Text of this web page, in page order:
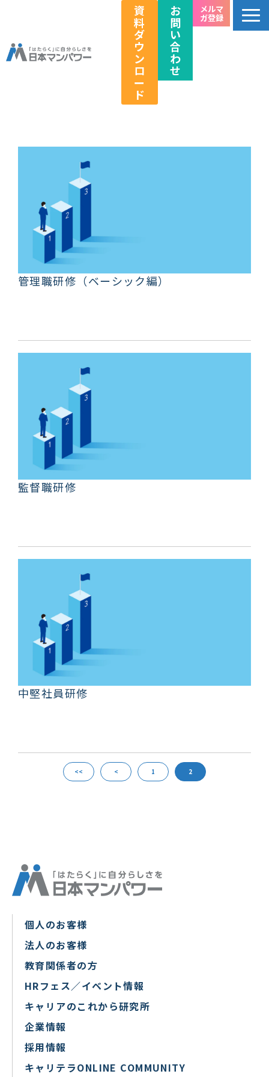
資
料
ダ
ウ
ン
ロ
ー
ド
お
問
い
合
わ
せ
メルマ
ガ登録
HRフェス／イベント情報
管理職研修（ベーシック編）
監督職研修
中堅社員研修
<< < 1 2
個人のお客様
法人のお客様
教育関係者の方
HRフェス／イベント情報
キャリアのこれから研究所
企業情報
採用情報
キャリテラONLINE COMMUNITY